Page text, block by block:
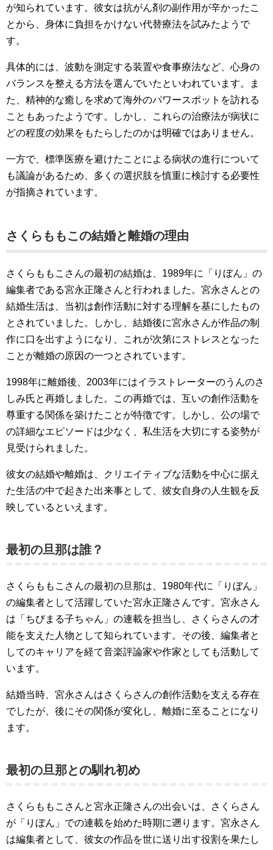
が知られています。彼女は抗がん剤の副作用が辛かったこ
とから、身体に負担をかけない代替療法を試みたようで
す。
具体的には、波動を測定する装置や食事療法など、心身の
バランスを整える方法を選んでいたといわれています。ま
た、精神的な癒しを求めて海外のパワースポットを訪れる
こともあったようです。しかし、これらの治療法が病状に
どの程度の効果をもたらしたのかは明確ではありません。
一方で、標準医療を避けたことによる病状の進行について
も議論があるため、多くの選択肢を慎重に検討する必要性
が指摘されています。
さくらももこの結婚と離婚の理由
さくらももこさんの最初の結婚は、1989年に「りぼん」の
編集者である宮永正隆さんと行われました。宮永さんとの
結婚生活は、当初は創作活動に対する理解を基にしたもの
とされていました。しかし、結婚後に宮永さんが作品の制
作に口を出すようになり、これが次第にストレスとなった
ことが離婚の原因の一つとされています。
1998年に離婚後、2003年にはイラストレーターのうんのさ
しみ氏と再婚しました。この再婚では、互いの創作活動を
尊重する関係を築けたことが特徴です。しかし、公の場で
の詳細なエピソードは少なく、私生活を大切にする姿勢が
見受けられました。
彼女の結婚や離婚は、クリエイティブな活動を中心に据え
た生活の中で起きた出来事として、彼女自身の人生観を反
映しているといえます。
最初の旦那は誰？
さくらももこさんの最初の旦那は、1980年代に「りぼん」
の編集者として活躍していた宮永正隆さんです。宮永さん
は「ちびまる子ちゃん」の連載を担当し、さくらさんの才
能を支えた人物として知られています。その後、編集者と
してのキャリアを経て音楽評論家や作家としても活動して
います。
結婚当時、宮永さんはさくらさんの創作活動を支える存在
でしたが、後にその関係が変化し、離婚に至ることになり
ます。
最初の旦那との馴れ初め
さくらももこさんと宮永正隆さんの出会いは、さくらさん
が「りぼん」での連載を始めた時期に遡ります。宮永さん
は編集者として、彼女の作品を世に送り出す役割を果たし